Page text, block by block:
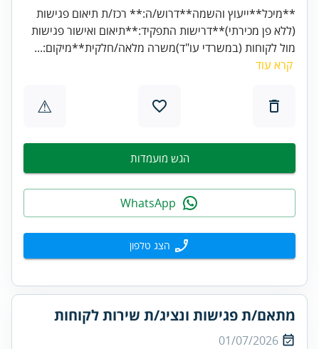
**מיכל**ייעוץ והשמה**דרוש/ה:** רכז/ת תיאום פגישות
(ללא פן מכירתי)**דרישות התפקיד:**תיאום ואישור פגישות
מול לקוחות (במשרדי עו"ד)משרה מלאה/חלקית**מיקום:...
קרא עוד
⚠
הגש מועמדות
הצג טלפון
מתאם/ת פגישות ונציג/ת שירות לקוחות
01/07/2026